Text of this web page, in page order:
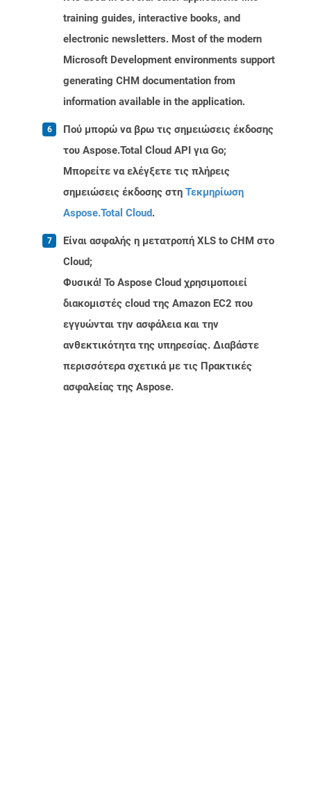
training guides, interactive books, and
electronic newsletters. Most of the modern
Microsoft Development environments support
generating CHM documentation from
information available in the application.
Πού μπορώ να βρω τις σημειώσεις έκδοσης
του Aspose.Total Cloud API για Go;
Μπορείτε να ελέγξετε τις πλήρεις
σημειώσεις έκδοσης στη Τεκμηρίωση
Aspose.Total Cloud.
Είναι ασφαλής η μετατροπή XLS to CHM στο
Cloud;
Φυσικά! Το Aspose Cloud χρησιμοποιεί
διακομιστές cloud της Amazon EC2 που
εγγυώνται την ασφάλεια και την
ανθεκτικότητα της υπηρεσίας. Διαβάστε
περισσότερα σχετικά με τις Πρακτικές
ασφαλείας της Aspose.